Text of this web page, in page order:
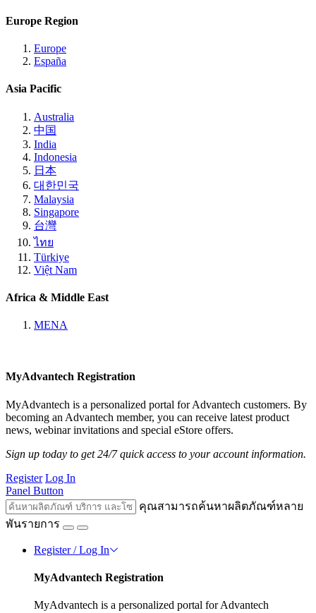
Europe Region
Europe
España
Asia Pacific
Australia
中国
India
Indonesia
日本
대한민국
Malaysia
Singapore
台灣
ไทย
Türkiye
Việt Nam
Africa & Middle East
MENA
MyAdvantech Registration
MyAdvantech is a personalized portal for Advantech customers. By
becoming an Advantech member, you can receive latest product
news, webinar invitations and special eStore offers.
Sign up today to get 24/7 quick access to your account information.
Register Log In
Panel Button
คุณสามารถค้นหาผลิตภัณฑ์หลาย
พันรายการ
Register / Log In
MyAdvantech Registration
MyAdvantech is a personalized portal for Advantech